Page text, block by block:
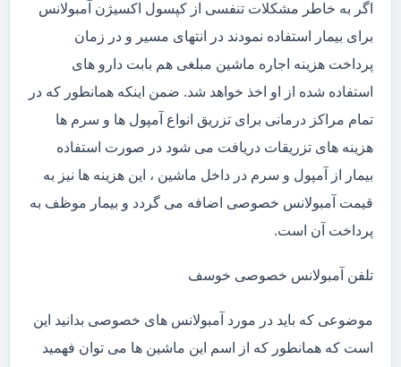
اگر به خاطر مشکلات تنفسی از کپسول اکسیژن آمبولانس
برای بیمار استفاده نمودند در انتهای مسیر و در زمان
پرداخت هزینه اجاره ماشین مبلغی هم بابت دارو های
استفاده شده از او اخذ خواهد شد. ضمن اینکه همانطور که در
تمام مراکز درمانی برای تزریق انواع آمپول ها و سرم ها
هزینه های تزریقات دریافت می شود در صورت استفاده
بیمار از آمپول و سرم در داخل ماشین ، این هزینه ها نیز به
قیمت آمبولانس خصوصی اضافه می گردد و بیمار موظف به
پرداخت آن است.
تلفن آمبولانس خصوصی خوسف
موضوعی که باید در مورد آمبولانس های خصوصی بدانید این
است که همانطور که از اسم این ماشین ها می توان فهمید